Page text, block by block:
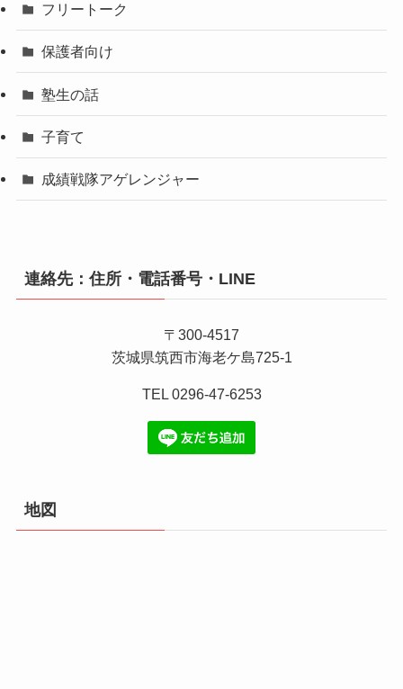
フリートーク
保護者向け
塾生の話
子育て
成績戦隊アゲレンジャー
連絡先：住所・電話番号・LINE
〒300-4517
茨城県筑西市海老ケ島725-1
TEL 0296-47-6253
地図